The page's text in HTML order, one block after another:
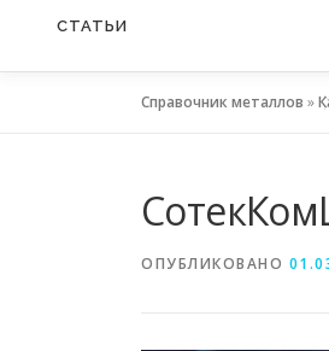
СТАТЬИ
Справочник металлов »
ОПУБЛИКОВАНО